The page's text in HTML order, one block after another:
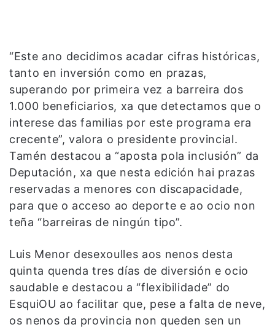
“Este ano decidimos acadar cifras históricas,
tanto en inversión como en prazas,
superando por primeira vez a barreira dos
1.000 beneficiarios, xa que detectamos que o
interese das familias por este programa era
crecente”, valora o presidente provincial.
Tamén destacou a “aposta pola inclusión” da
Deputación, xa que nesta edición hai prazas
reservadas a menores con discapacidade,
para que o acceso ao deporte e ao ocio non
teña “barreiras de ningún tipo”.
Luis Menor desexoulles aos nenos desta
quinta quenda tres días de diversión e ocio
saudable e destacou a “flexibilidade” do
EsquiOU ao facilitar que, pese a falta de neve,
os nenos da provincia non queden sen un